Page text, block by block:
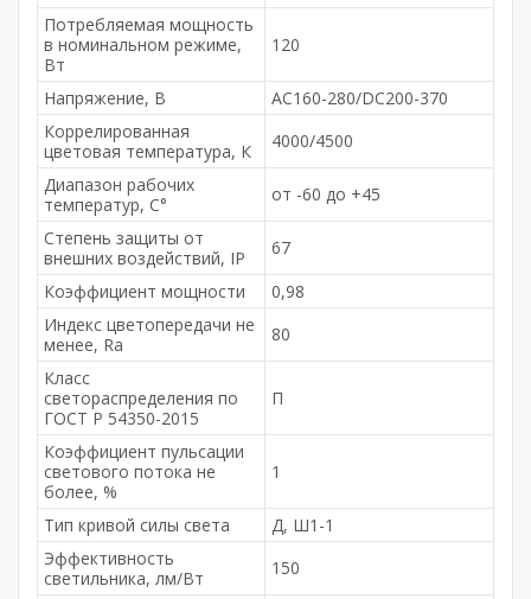
Потребляемая мощность
в номинальном режиме,
Вт
120
Напряжение, В
AC160-280/DC200-370
Коррелированная
цветовая температура, К
4000/4500
Диапазон рабочих
температур, С°
от -60 до +45
Степень защиты от
внешних воздействий, IP
67
Коэффициент мощности
0,98
Индекс цветопередачи не
менее, Ra
80
Класс
светораспределения по
ГОСТ Р 54350-2015
П
Коэффициент пульсации
светового потока не
более, %
1
Тип кривой силы света
Д, Ш1-1
Эффективность
светильника, лм/Вт
150